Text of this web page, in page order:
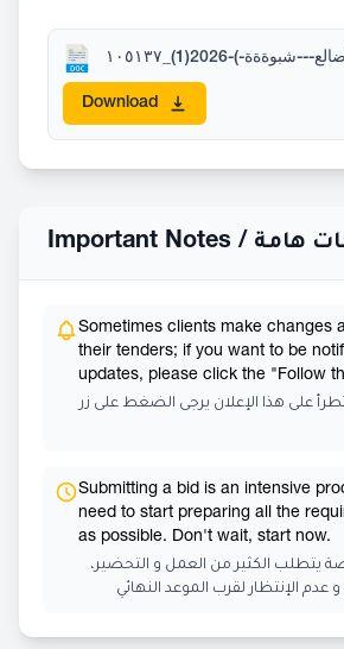
Download
Important Notes / هامة
Sometimes clients make changes
their tenders; if you want to be
updates, please click the "Follow
على هذا الإعلان يرجى الضغط على زر
Submitting a bid is an intensive
need to start preparing all the
as possible. Don't wait, start now.
يتطلب الكثير من العمل و التحضير،
عدم الإنتظار لقرب الموعد النهائي